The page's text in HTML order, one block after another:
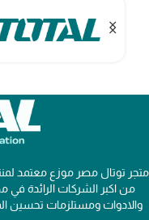
متجر توتال مصر موزع معتمد
من اكبر الشركات الرائدة في